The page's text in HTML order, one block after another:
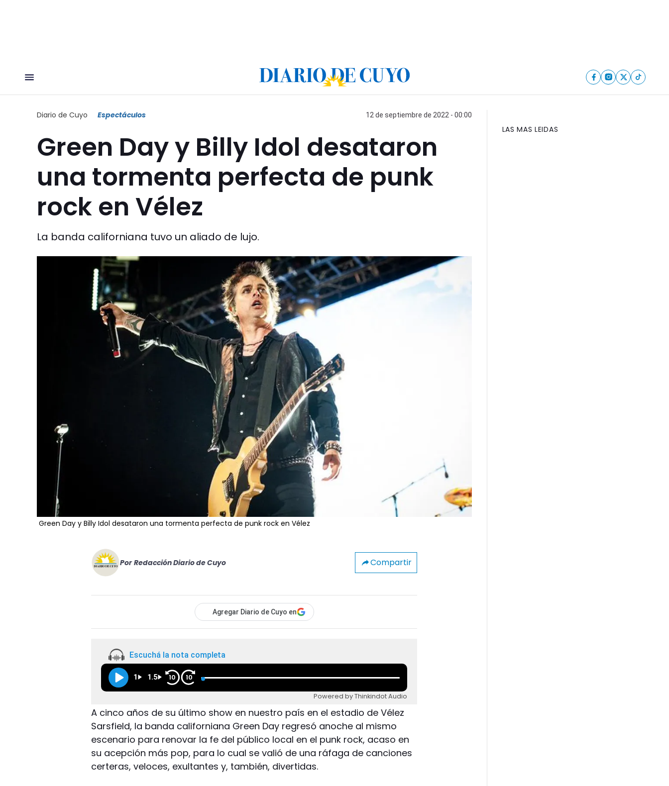
Diario de Cuyo Espectáculos 12 de septiembre de 2022 - 00:00
Green Day y Billy Idol desataron
una tormenta perfecta de punk
rock en Vélez
La banda californiana tuvo un aliado de lujo.
Green Day y Billy Idol desataron una tormenta perfecta de punk rock en Vélez
Por Redacción Diario de Cuyo Compartir
Agregar Diario de Cuyo en
Escuchá la nota completa
1 1.5 10 10
Powered by Thinkindot Audio
A cinco años de su último show en nuestro país en el estadio de Vélez
Sarsfield, la banda californiana Green Day regresó anoche al mismo
escenario para renovar la fe del público local en el punk rock, acaso en
su acepción más pop, para lo cual se valió de una ráfaga de canciones
certeras, veloces, exultantes y, también, divertidas.
LAS MAS LEIDAS